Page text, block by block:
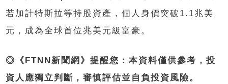
若加計特斯拉等持股資產，個人身價突破1.1兆美
元，成為全球首位兆美元級富豪。
◎《FTNN新聞網》提醒您：本資料僅供參考，投
資人應獨立判斷，審慎評估並自負投資風險。